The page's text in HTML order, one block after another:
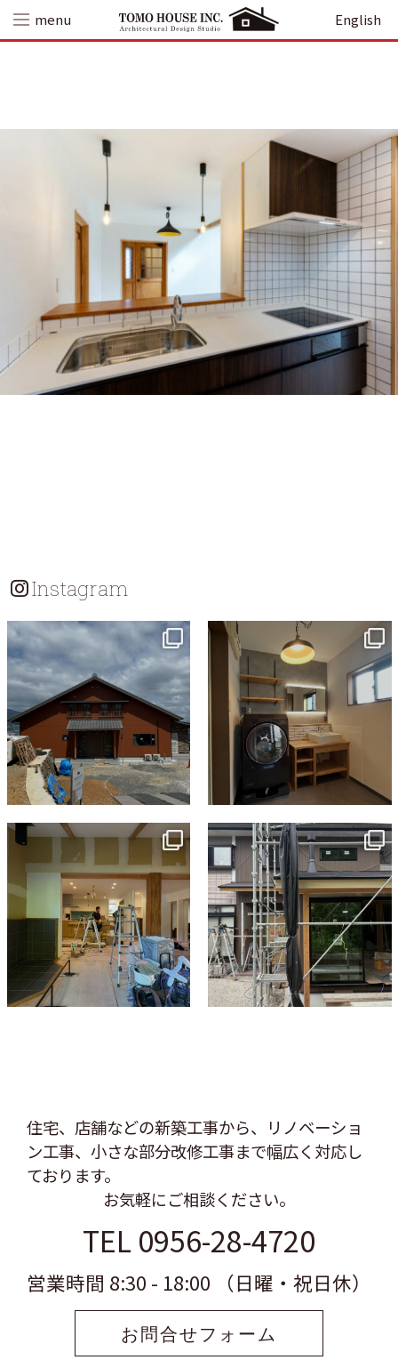
content
menu English
Instagram
tomohouseinc
tomohouseinc
7月 13
tomohouseinc
tomohouseinc
6月 3
住宅、店舗などの新築工事から、リノベーショ
ン工事、 小さな部分改修工事まで幅広く対応し
ております。
お気軽にご相談ください。
TEL 0956-28-4720
営業時間 8:30 - 18:00 （日曜・祝日休）
お問合せフォーム